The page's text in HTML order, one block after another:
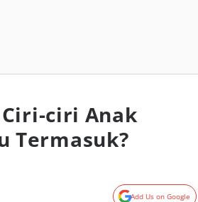
ciri Anak
Termasuk?
Add Us on Google